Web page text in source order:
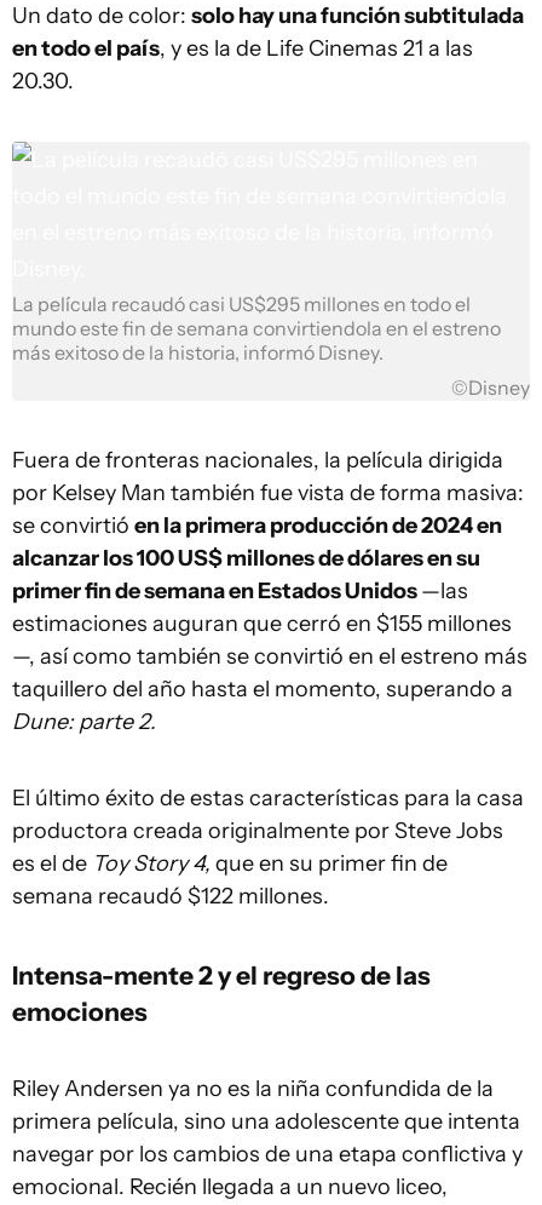
Un dato de color: solo hay una función subtitulada
en todo el país, y es la de Life Cinemas 21 a las
20.30.
La película recaudó casi US$295 millones en todo el
mundo este fin de semana convirtiendola en el estreno
más exitoso de la historia, informó Disney.
©Disney
Fuera de fronteras nacionales, la película dirigida
por Kelsey Man también fue vista de forma masiva:
se convirtió en la primera producción de 2024 en
alcanzar los 100 US$ millones de dólares en su
primer fin de semana en Estados Unidos—las
estimaciones auguran que cerró en $155 millones
—, así como también se convirtió en el estreno más
taquillero del año hasta el momento, superando a
Dune: parte 2.
El último éxito de estas características para la casa
productora creada originalmente por Steve Jobs
es el de Toy Story 4, que en su primer fin de
semana recaudó $122 millones.
Intensa-mente 2 y el regreso de las
emociones
Riley Andersen ya no es la niña confundida de la
primera película, sino una adolescente que intenta
navegar por los cambios de una etapa conflictiva y
emocional. Recién llegada a un nuevo liceo,